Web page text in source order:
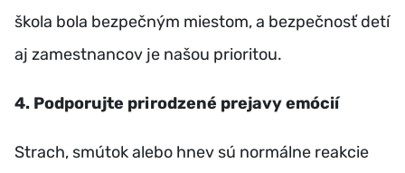
škola bola bezpečným miestom, a bezpečnosť detí
aj zamestnancov je našou prioritou.
4️. Podporujte prirodzené prejavy emócií
Strach, smútok alebo hnev sú normálne reakcie